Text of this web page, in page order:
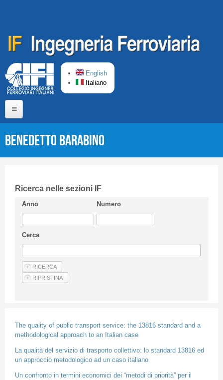
English
Italiano
CIFI in breve
Linee Guida
Privacy Policy
Articoli
Benedetto BARABINO
Ricerca nelle sezioni IF
Anno Numero
Cerca
The quality of public transport service: the 13816 standard and a
methodological approach to an Italian case
La qualità del servizio di trasporto collettivo: lo standard 13816 ed
un approccio metodologico ad un caso italiano
Un confronto in termini economici dei “metodi di priorità” per il